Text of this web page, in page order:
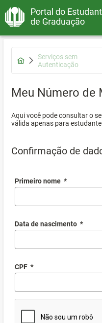
Portal do
de Graduação
Serviços sem
Autenticação
Meu Número de
Aqui você pode consultar o
válida apenas para
Confirmação de
Primeiro nome *
Data de nascimento *
CPF *